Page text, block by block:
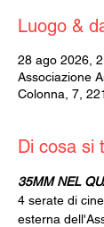
Luogo &
28 ago 2026,
Associazione
Colonna, 7,
Di cosa si
35MM NEL
4 serate di
esterna